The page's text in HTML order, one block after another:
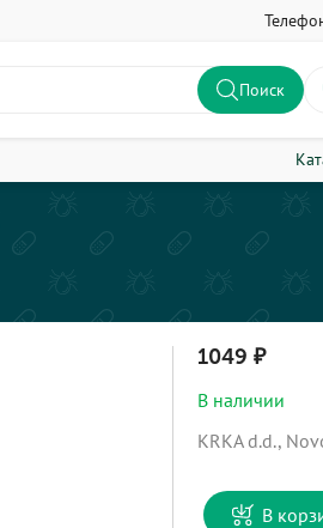
Поиск
1049
В наличии
KRKA d.d.,
В